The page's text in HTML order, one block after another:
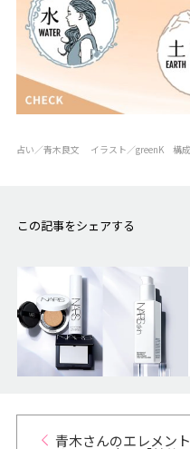
占い／青木良文 イラスト／greenK 構
この記事をシェアする
青木さんのエレメン